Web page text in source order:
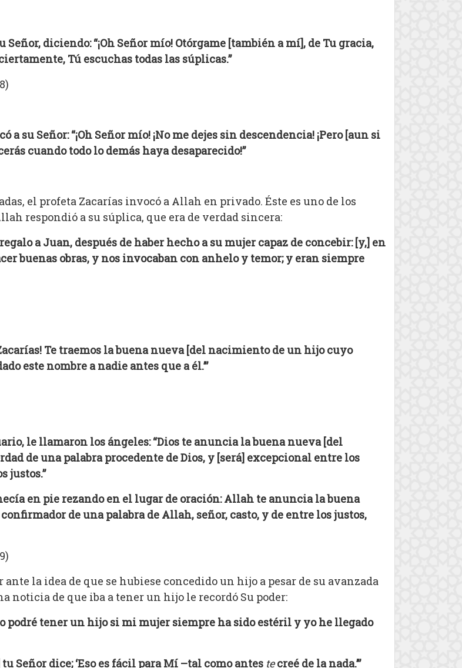
diciendo: “¡Oh Señor mío! Otórgame [también a mí], de Tu gracia,
Tú escuchas todas las súplicas.”
su Señor: “¡Oh Señor mío! ¡No me dejes sin descendencia! ¡Pero [aun si
cuando todo lo demás haya desaparecido!”
el profeta Zacarías invocó a Allah en privado. Éste es uno de los
respondió a su súplica, que era de verdad sincera:
a Juan, después de haber hecho a su mujer capaz de concebir: [y,] en
buenas obras, y nos invocaban con anhelo y temor; y eran siempre
Te traemos la buena nueva [del nacimiento de un hijo cuyo
este nombre a nadie antes que a él.’”
le llamaron los ángeles: “Dios te anuncia la buena nueva [del
de una palabra procedente de Dios, y [será] excepcional entre los
justos.”
en pie rezando en el lugar de oración: Allah te anuncia la buena
de una palabra de Allah, señor, casto, y de entre los justos,
la idea de que se hubiese concedido un hijo a pesar de su avanzada
noticia de que iba a tener un hijo le recordó Su poder:
podré tener un hijo si mi mujer siempre ha sido estéril y yo he llegado
Señor dice; ‘Eso es fácil para Mí –tal como antes te creé de la nada.’”